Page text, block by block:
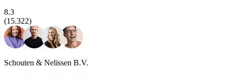
8.3
(15.322)
Schouten & Nelissen B.V.